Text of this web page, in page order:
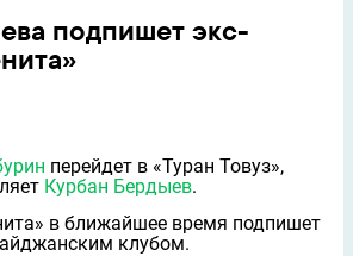
подпишет экс-
перейдет в «Туран Товуз»,
Курбан Бердыев.
в ближайшее время подпишет
клубом.